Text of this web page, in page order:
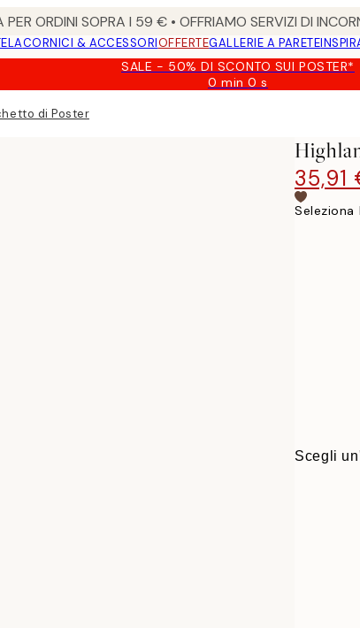
PER ORDINI SOPRA I 59 € • OFFRIAMO SERVIZI DI
CORNICI & ACCESSORIOFFERTEGALLERIE A PARETE
SALE - 50% DI SCONTO SUI POSTER*
0 min0 s
Valido
di Poster
35,91
Seleziona
Scegli